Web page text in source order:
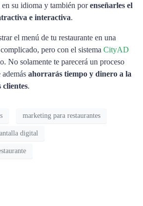
en su idioma y también porenseñarles el
e interactiva.
el menú de tu restaurante en una
pero con el sistema CityAD
No solamente te parecerá un proceso
ahorrarás tiempo y dinero a la
clientes.
marketing para restaurantes
digital